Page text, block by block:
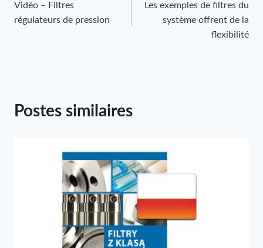
de
Vidéo – Filtres
régulateurs de pression
Les exemples de filtres du
système offrent de la
flexibilité
Postes similaires